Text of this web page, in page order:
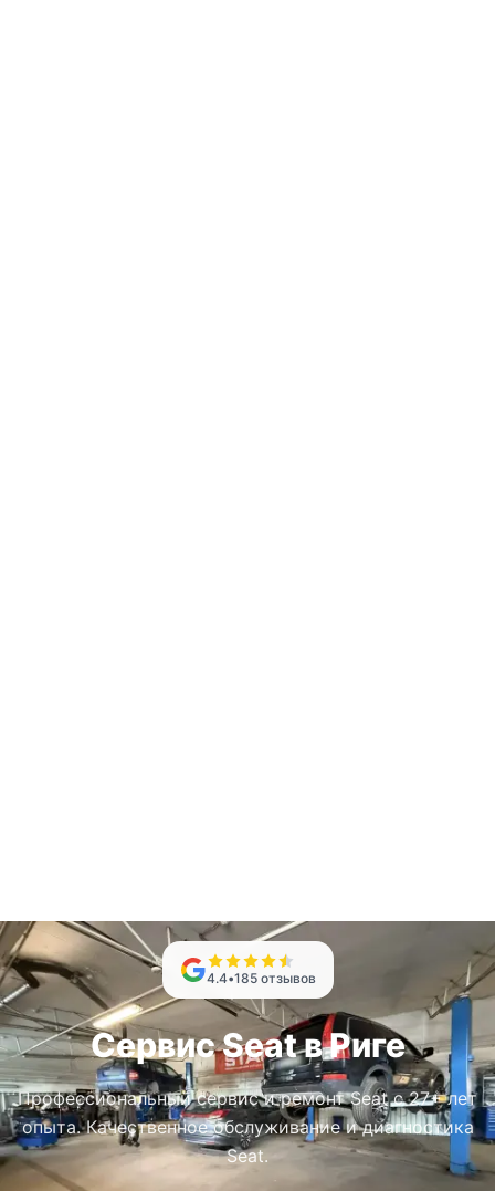
4.4•185 отзывов
Сервис Seat в Риге
Профессиональный сервис и ремонт Seat с 27+ лет
опыта. Качественное обслуживание и диагностика
Seat.